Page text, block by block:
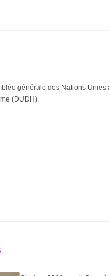
générale des Nations
(DUDH).